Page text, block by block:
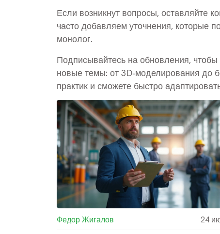
Если возникнут вопросы, оставляйте
часто добавляем уточнения, которые
монолог.
Подписывайтесь на обновления,
новые темы: от 3D‑моделирования до
практик и сможете быстро
Федор Жигалов 24